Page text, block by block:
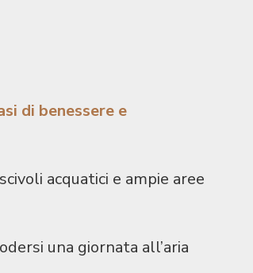
di benessere e
acquatici e ampie aree
una giornata all’aria